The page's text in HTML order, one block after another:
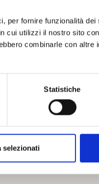
per fornire funzionalità
cui utilizzi il nostro sito
combinarle con altre
Statistiche
selezionati
– Mauro Manica, Borla,